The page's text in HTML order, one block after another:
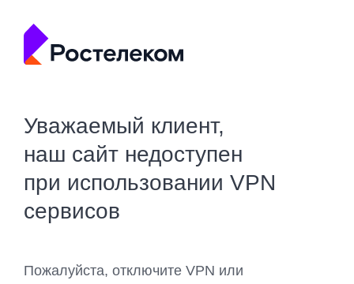
Уважаемый клиент,
наш сайт недоступен
при использовании VPN
сервисов
Пожалуйста, отключите VPN или